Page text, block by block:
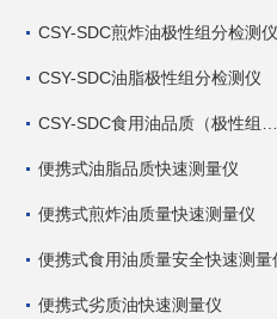
CSY-SDC煎炸油极性组分检测仪
CSY-SDC油脂极性组分检测仪
便携式油脂品质快速测量仪
便携式煎炸油质量快速测量仪
便携式食用油质量安全快速测量
便携式劣质油快速测量仪